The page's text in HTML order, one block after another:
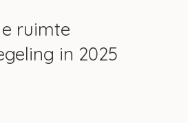
ruimte
in 2025